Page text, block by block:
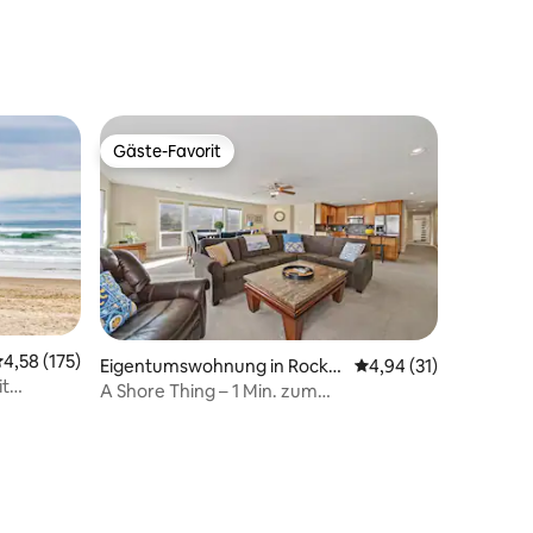
Bewertung: 4,58 von 5, 175 Bewertungen
4,58 (175)
Gäste-Favorit
Gäste-Favorit
Eigentumswohnung in Rocka
way Beach
Durchschnittliche
4,94 (31)
A Shore Thing – 1 Min. zum